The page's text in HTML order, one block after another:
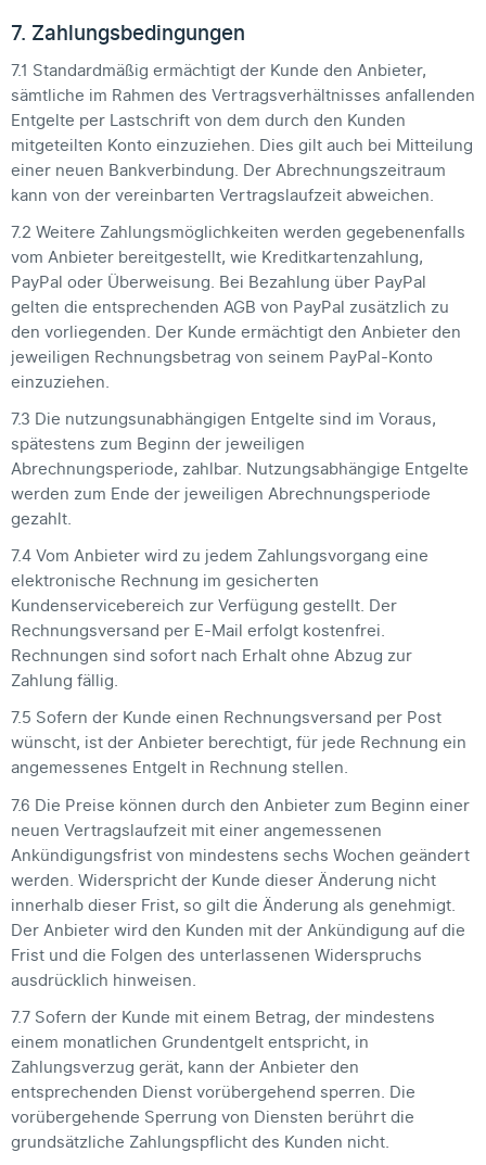
7. Zahlungsbedingungen
7.1 Standardmäßig ermächtigt der Kunde den Anbieter,
sämtliche im Rahmen des Vertragsverhältnisses anfallenden
Entgelte per Lastschrift von dem durch den Kunden
mitgeteilten Konto einzuziehen. Dies gilt auch bei Mitteilung
einer neuen Bankverbindung. Der Abrechnungszeitraum
kann von der vereinbarten Vertragslaufzeit abweichen.
7.2 Weitere Zahlungsmöglichkeiten werden gegebenenfalls
vom Anbieter bereitgestellt, wie Kreditkartenzahlung,
PayPal oder Überweisung. Bei Bezahlung über PayPal
gelten die entsprechenden AGB von PayPal zusätzlich zu
den vorliegenden. Der Kunde ermächtigt den Anbieter den
jeweiligen Rechnungsbetrag von seinem PayPal-Konto
einzuziehen.
7.3 Die nutzungsunabhängigen Entgelte sind im Voraus,
spätestens zum Beginn der jeweiligen
Abrechnungsperiode, zahlbar. Nutzungsabhängige Entgelte
werden zum Ende der jeweiligen Abrechnungsperiode
gezahlt.
7.4 Vom Anbieter wird zu jedem Zahlungsvorgang eine
elektronische Rechnung im gesicherten
Kundenservicebereich zur Verfügung gestellt. Der
Rechnungsversand per E-Mail erfolgt kostenfrei.
Rechnungen sind sofort nach Erhalt ohne Abzug zur
Zahlung fällig.
7.5 Sofern der Kunde einen Rechnungsversand per Post
wünscht, ist der Anbieter berechtigt, für jede Rechnung ein
angemessenes Entgelt in Rechnung stellen.
7.6 Die Preise können durch den Anbieter zum Beginn einer
neuen Vertragslaufzeit mit einer angemessenen
Ankündigungsfrist von mindestens sechs Wochen geändert
werden. Widerspricht der Kunde dieser Änderung nicht
innerhalb dieser Frist, so gilt die Änderung als genehmigt.
Der Anbieter wird den Kunden mit der Ankündigung auf die
Frist und die Folgen des unterlassenen Widerspruchs
ausdrücklich hinweisen.
7.7 Sofern der Kunde mit einem Betrag, der mindestens
einem monatlichen Grundentgelt entspricht, in
Zahlungsverzug gerät, kann der Anbieter den
entsprechenden Dienst vorübergehend sperren. Die
vorübergehende Sperrung von Diensten berührt die
grundsätzliche Zahlungspflicht des Kunden nicht.